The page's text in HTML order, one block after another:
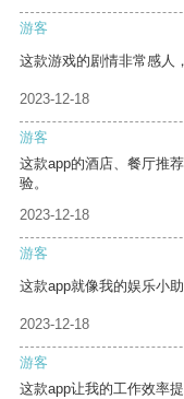
游客
这款游戏的剧情非常感人
2023-12-18
游客
这款app的酒店、餐厅推
验。
2023-12-18
游客
这款app就像我的娱乐小
2023-12-18
游客
这款app让我的工作效率